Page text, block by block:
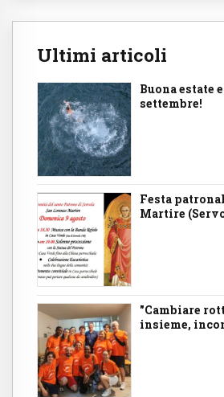
Ultimi articoli
Buona estate
settembre!
Festa
Martire
"Cambiare
insieme,